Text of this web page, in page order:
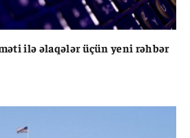
ilə əlaqələr üçün yeni rəhbər